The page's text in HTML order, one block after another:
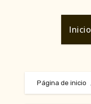
Inicio
Página de inicio